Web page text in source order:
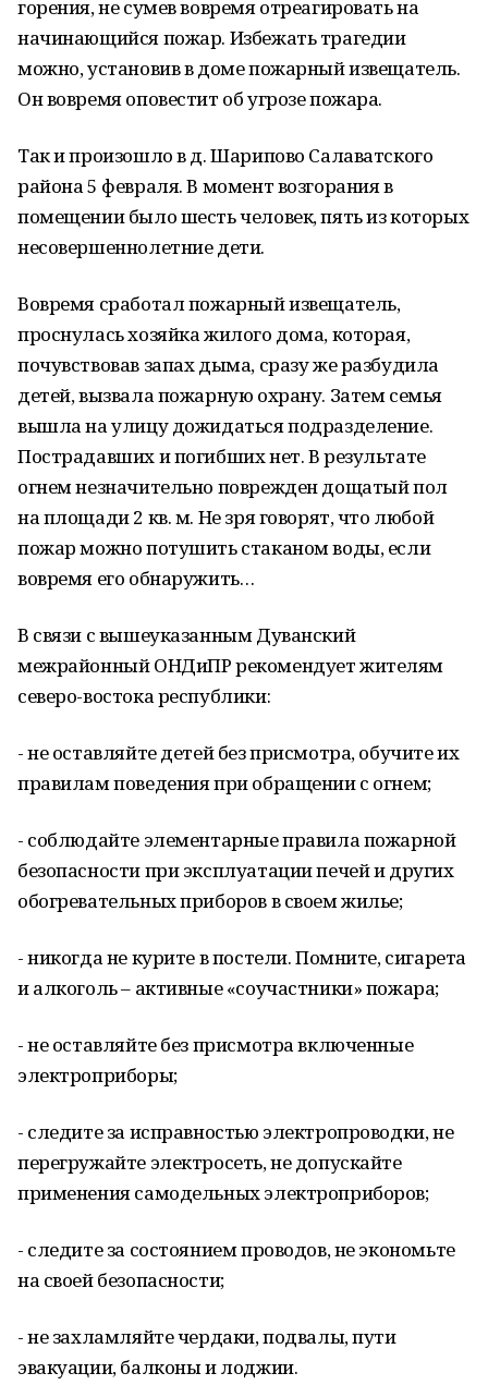
горения, не сумев вовремя отреагировать на
начинающийся пожар. Избежать трагедии
можно, установив в доме пожарный извещатель.
Он вовремя оповестит об угрозе пожара.
Так и произошло в д. Шарипово Салаватского
района 5 февраля. В момент возгорания в
помещении было шесть человек, пять из которых
несовершеннолетние дети.
Вовремя сработал пожарный извещатель,
проснулась хозяйка жилого дома, которая,
почувствовав запах дыма, сразу же разбудила
детей, вызвала пожарную охрану. Затем семья
вышла на улицу дожидаться подразделение.
Пострадавших и погибших нет. В результате
огнем незначительно поврежден дощатый пол
на площади 2 кв. м. Не зря говорят, что любой
пожар можно потушить стаканом воды, если
вовремя его обнаружить…
В связи с вышеуказанным Дуванский
межрайонный ОНДиПР рекомендует жителям
северо-востока республики:
- не оставляйте детей без присмотра, обучите их
правилам поведения при обращении с огнем;
- соблюдайте элементарные правила пожарной
безопасности при эксплуатации печей и других
обогревательных приборов в своем жилье;
- никогда не курите в постели. Помните, сигарета
и алкоголь – активные «соучастники» пожара;
- не оставляйте без присмотра включенные
электроприборы;
- следите за исправностью электропроводки, не
перегружайте электросеть, не допускайте
применения самодельных электроприборов;
- следите за состоянием проводов, не экономьте
на своей безопасности;
- не захламляйте чердаки, подвалы, пути
эвакуации, балконы и лоджии.